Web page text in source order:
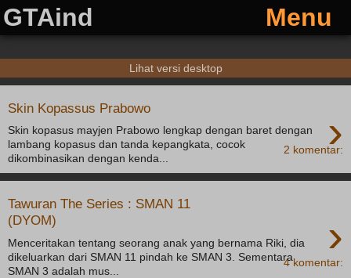
GTAind Menu
Lihat versi desktop
Skin Kopassus Prabowo ›
Skin kopasus mayjen Prabowo lengkap dengan baret dengan
lambang kopasus dan tanda kepangkata, cocok
dikombinasikan dengan kenda...
2 komentar:
Tawuran The Series : SMAN 11
(DYOM)
›
Menceritakan tentang seorang anak yang bernama Riki, dia
dikeluarkan dari SMAN 11 pindah ke SMAN 3. Sementara
SMAN 3 adalah mus...
4 komentar: